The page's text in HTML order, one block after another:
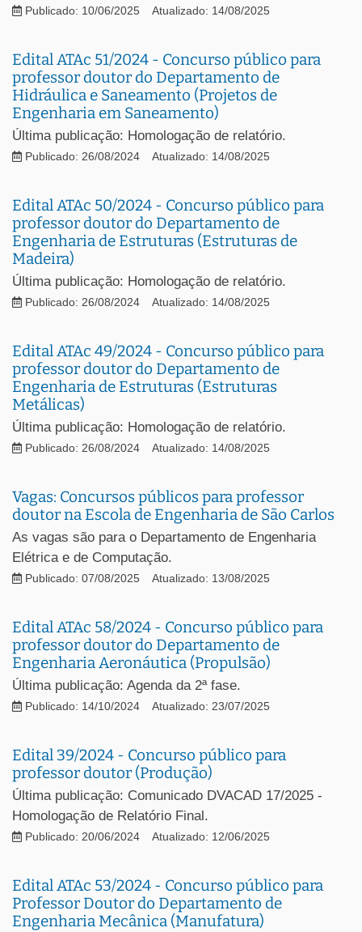
Publicado: 10/06/2025 Atualizado: 14/08/2025
Edital ATAc 51/2024 - Concurso público para
professor doutor do Departamento de
Hidráulica e Saneamento (Projetos de
Engenharia em Saneamento)
Última publicação: Homologação de relatório.
Publicado: 26/08/2024 Atualizado: 14/08/2025
Edital ATAc 50/2024 - Concurso público para
professor doutor do Departamento de
Engenharia de Estruturas (Estruturas de
Madeira)
Última publicação: Homologação de relatório.
Publicado: 26/08/2024 Atualizado: 14/08/2025
Edital ATAc 49/2024 - Concurso público para
professor doutor do Departamento de
Engenharia de Estruturas (Estruturas
Metálicas)
Última publicação: Homologação de relatório.
Publicado: 26/08/2024 Atualizado: 14/08/2025
Vagas: Concursos públicos para professor
doutor na Escola de Engenharia de São Carlos
As vagas são para o Departamento de Engenharia
Elétrica e de Computação.
Publicado: 07/08/2025 Atualizado: 13/08/2025
Edital ATAc 58/2024 - Concurso público para
professor doutor do Departamento de
Engenharia Aeronáutica (Propulsão)
Última publicação: Agenda da 2ª fase.
Publicado: 14/10/2024 Atualizado: 23/07/2025
Edital 39/2024 - Concurso público para
professor doutor (Produção)
Última publicação: Comunicado DVACAD 17/2025 -
Homologação de Relatório Final.
Publicado: 20/06/2024 Atualizado: 12/06/2025
Edital ATAc 53/2024 - Concurso público para
Professor Doutor do Departamento de
Engenharia Mecânica (Manufatura)